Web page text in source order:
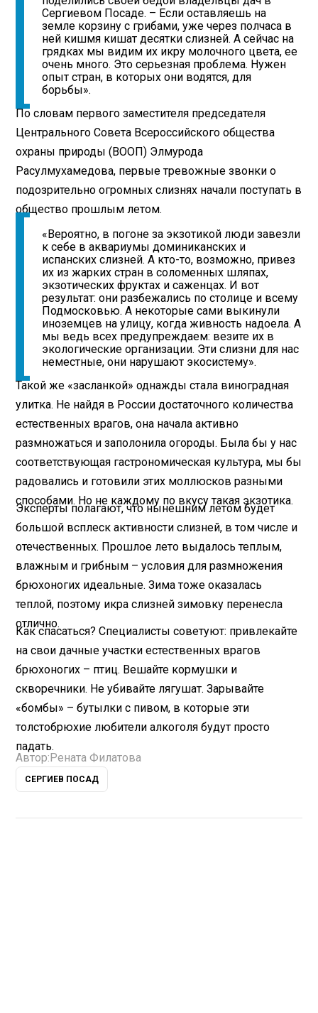
Сергиевом Посаде. – Если оставляешь на
земле корзину с грибами, уже через полчаса в
ней кишмя кишат десятки слизней. А сейчас на
грядках мы видим их икру молочного цвета, ее
очень много. Это серьезная проблема. Нужен
опыт стран, в которых они водятся, для
борьбы».
По словам первого заместителя председателя
Центрального Совета Всероссийского общества
охраны природы (ВООП) Элмурода
Расулмухамедова, первые тревожные звонки о
подозрительно огромных слизнях начали поступать в
общество прошлым летом.
«Вероятно, в погоне за экзотикой люди завезли
к себе в аквариумы доминиканских и
испанских слизней. А кто-то, возможно, привез
их из жарких стран в соломенных шляпах,
экзотических фруктах и саженцах. И вот
результат: они разбежались по столице и всему
Подмосковью. А некоторые сами выкинули
иноземцев на улицу, когда живность надоела. А
мы ведь всех предупреждаем: везите их в
экологические организации. Эти слизни для нас
неместные, они нарушают экосистему».
Такой же «засланкой» однажды стала виноградная
улитка. Не найдя в России достаточного количества
естественных врагов, она начала активно
размножаться и заполонила огороды. Была бы у нас
соответствующая гастрономическая культура, мы бы
радовались и готовили этих моллюсков разными
способами. Но не каждому по вкусу такая экзотика.
Эксперты полагают, что нынешним летом будет
большой всплеск активности слизней, в том числе и
отечественных. Прошлое лето выдалось теплым,
влажным и грибным – условия для размножения
брюхоногих идеальные. Зима тоже оказалась
теплой, поэтому икра слизней зимовку перенесла
отлично.
Как спасаться? Специалисты советуют: привлекайте
на свои дачные участки естественных врагов
брюхоногих – птиц. Вешайте кормушки и
скворечники. Не убивайте лягушат. Зарывайте
«бомбы» – бутылки с пивом, в которые эти
толстобрюхие любители алкоголя будут просто
падать.
Автор: Рената Филатова
СЕРГИЕВ ПОСАД